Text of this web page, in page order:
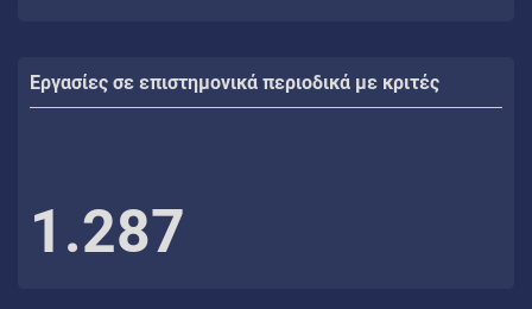
Εργασίες σε επιστημονικά περιοδικά με κριτές
1.287